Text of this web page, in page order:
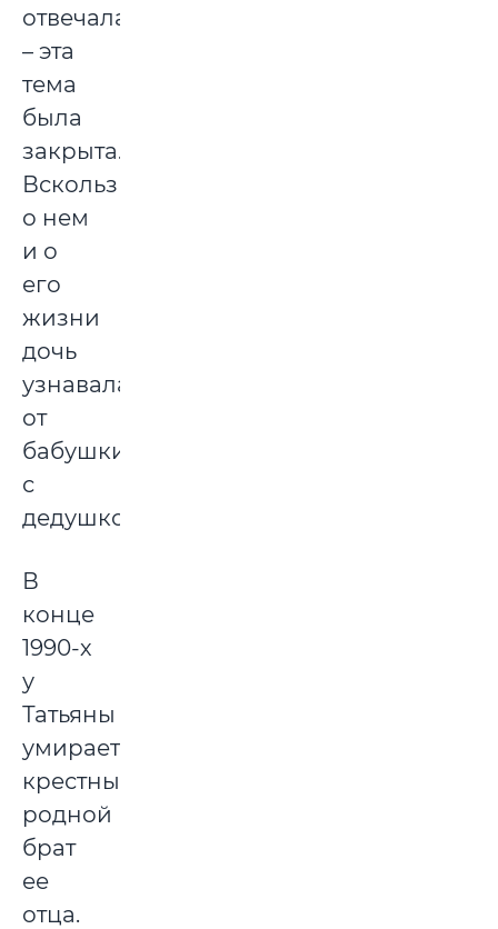
отвечала
– эта
тема
была
закрыта.
Вскользь
о нем
и о
его
жизни
дочь
узнавала
от
бабушки
с
дедушкой.
В
конце
1990-х
у
Татьяны
умирает
крестный,
родной
брат
ее
отца.